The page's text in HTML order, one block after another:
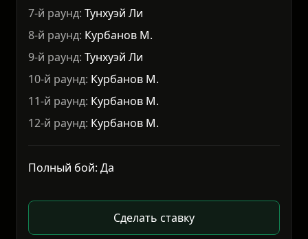
7-й раунд: Тунхуэй Ли
8-й раунд: Курбанов М.
9-й раунд: Тунхуэй Ли
10-й раунд: Курбанов М.
11-й раунд: Курбанов М.
12-й раунд: Курбанов М.
Полный бой: Да
Сделать ставку